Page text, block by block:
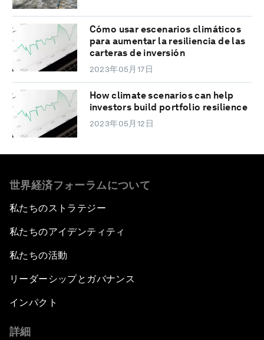
Cómo usar escenarios climáticos
para aumentar la resiliencia de las
carteras de inversión
2023年05月17日
How climate scenarios can help
investors build portfolio resilience
2023年05月12日
世界経済フォーラムについて
私たちのストラテジー
私たちのアイデンティティ
私たちの活動
リーダーシップとガバナンス
インパクト
詳細